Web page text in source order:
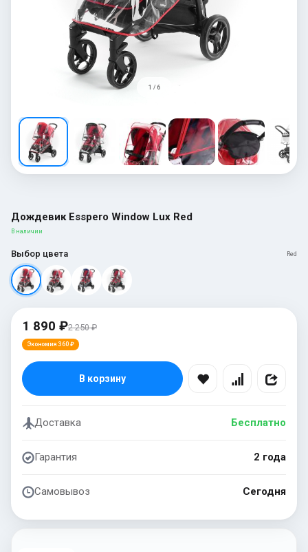
1 / 6
Дождевик Esspero Window Lux Red
В наличии
Выбор цвета Red
1 890 ₽2 250 ₽
Экономия 360 ₽
В корзину
Доставка Бесплатно
Гарантия 2 года
Самовывоз Сегодня